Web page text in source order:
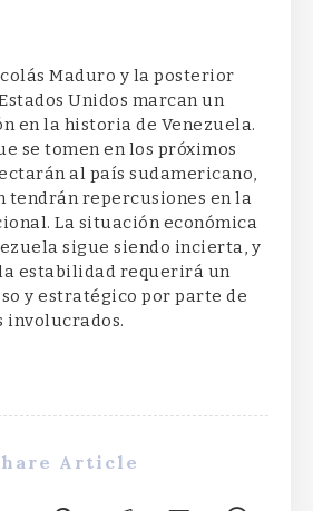
Maduro y la posterior
Unidos marcan un
en la historia de Venezuela.
se tomen en los próximos
al país sudamericano,
tendrán repercusiones en la
La situación económica
sigue siendo incierta, y
estabilidad requerirá un
y estratégico por parte de
involucrados.
Article